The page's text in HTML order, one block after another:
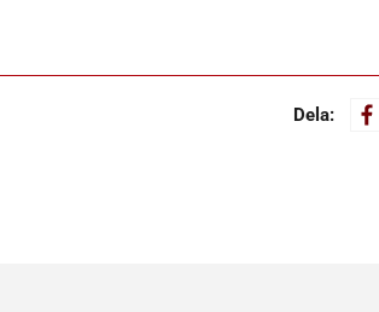
Dela: